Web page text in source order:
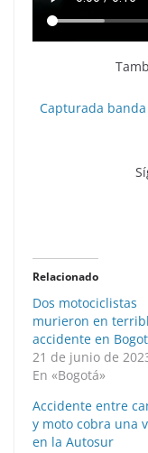
Capturada
Relacionado
Dos motociclistas
murieron en
accidente en
21 de junio de
En «Bogotá»
Accidente entre
y moto cobra una
en la Autosur